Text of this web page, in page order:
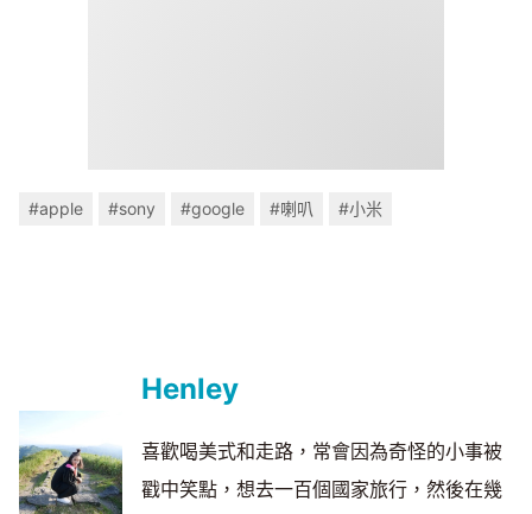
#apple #sony #google #喇叭 #小米
Henley
喜歡喝美式和走路，常會因為奇怪的小事被
戳中笑點，想去一百個國家旅行，然後在幾